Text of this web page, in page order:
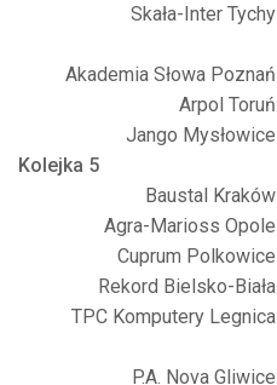
Skała-Inter Tychy
Akademia Słowa Poznań
Arpol Toruń
Jango Mysłowice
Kolejka 5
Baustal Kraków
Agra-Marioss Opole
Cuprum Polkowice
Rekord Bielsko-Biała
TPC Komputery Legnica
P.A. Nova Gliwice